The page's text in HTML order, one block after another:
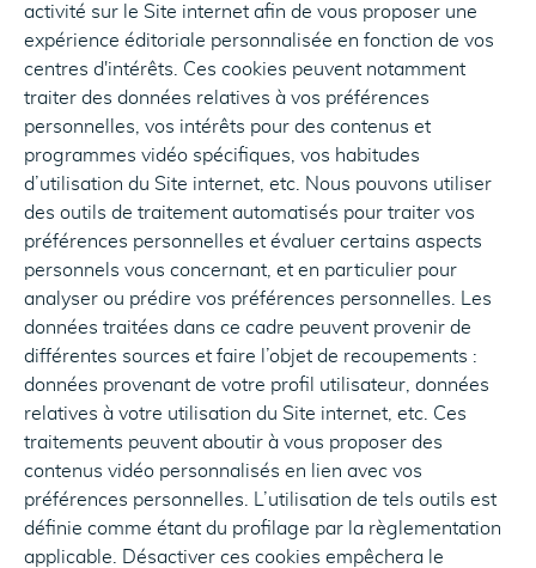
activité sur le Site internet afin de vous proposer une
expérience éditoriale personnalisée en fonction de vos
centres d'intérêts. Ces cookies peuvent notamment
traiter des données relatives à vos préférences
personnelles, vos intérêts pour des contenus et
programmes vidéo spécifiques, vos habitudes
d’utilisation du Site internet, etc. Nous pouvons utiliser
des outils de traitement automatisés pour traiter vos
préférences personnelles et évaluer certains aspects
personnels vous concernant, et en particulier pour
analyser ou prédire vos préférences personnelles. Les
données traitées dans ce cadre peuvent provenir de
différentes sources et faire l’objet de recoupements :
données provenant de votre profil utilisateur, données
relatives à votre utilisation du Site internet, etc. Ces
traitements peuvent aboutir à vous proposer des
contenus vidéo personnalisés en lien avec vos
préférences personnelles. L’utilisation de tels outils est
définie comme étant du profilage par la règlementation
applicable. Désactiver ces cookies empêchera le